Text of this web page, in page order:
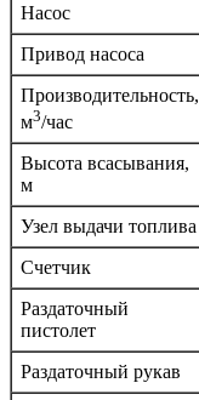
Насос
Привод насоса
Производительность,
м3/час
Высота всасывания,
м
Узел выдачи топлива
Счетчик
Раздаточный
пистолет
Раздаточный рукав